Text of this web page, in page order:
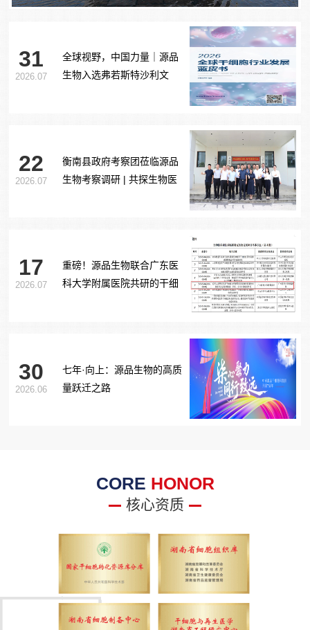
31
2026.07
全球视野，中国力量｜源品
生物入选弗若斯特沙利文
22
2026.07
衡南县政府考察团莅临源品
生物考察调研 | 共探生物医
17
2026.07
重磅！源品生物联合广东医
科大学附属医院共研的干细
30
2026.06
七年·向上：源品生物的高质
量跃迁之路
CORE HONOR
核心资质